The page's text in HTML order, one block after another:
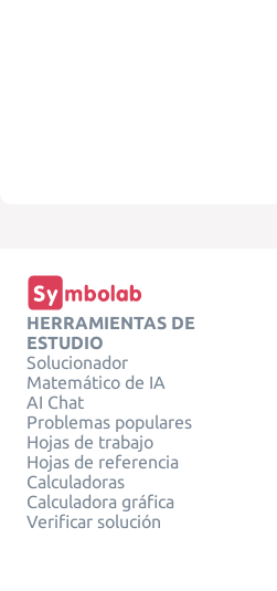
HERRAMIENTAS DE
ESTUDIO
Solucionador
Matemático de IA
AI Chat
Problemas populares
Hojas de trabajo
Hojas de referencia
Calculadoras
Calculadora gráfica
Verificar solución